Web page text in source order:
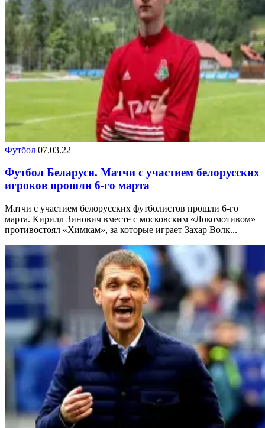
Футбол 07.03.22
Футбол Беларуси. Матчи с участием белорусских
игроков прошли 6-го марта
Матчи с участием белорусских футболистов прошли 6-го
марта. Кирилл Зинович вместе с московским «Локомотивом»
противостоял «Химкам», за которые играет Захар Волк...